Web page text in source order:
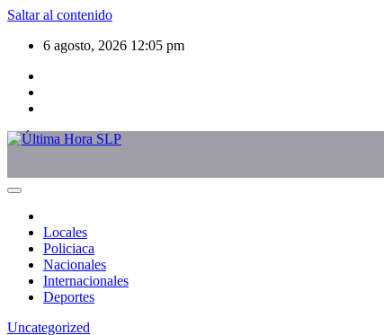
Saltar al contenido
6 agosto, 2026 12:05 pm
Locales
Policiaca
Nacionales
Internacionales
Deportes
Uncategorized